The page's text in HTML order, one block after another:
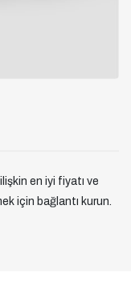
en iyi fiyatı ve
için bağlantı kurun.